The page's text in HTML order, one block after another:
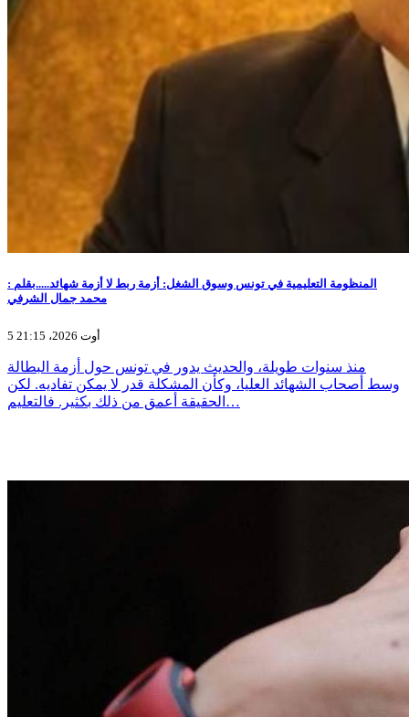
المنظومة التعليمية في تونس وسوق الشغل: أزمة ربط لا أزمة شهائد.....بقلم :
محمد جمال الشرفي
5 أوت 2026، 21:15
منذ سنوات طويلة، والحديث يدور في تونس حول أزمة البطالة
وسط أصحاب الشهائد العليا، وكأن المشكلة قدر لا يمكن تفاديه. لكن
الحقيقة أعمق من ذلك بكثير. فالتعليم…